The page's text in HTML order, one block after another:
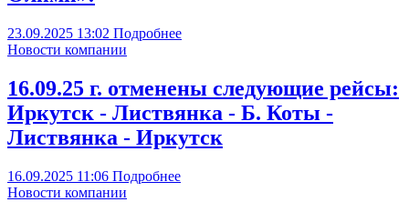
23.09.2025 13:02 Подробнее
Новости компании
16.09.25 г. отменены следующие рейсы:
Иркутск - Листвянка - Б. Коты -
Листвянка - Иркутск
16.09.2025 11:06 Подробнее
Новости компании